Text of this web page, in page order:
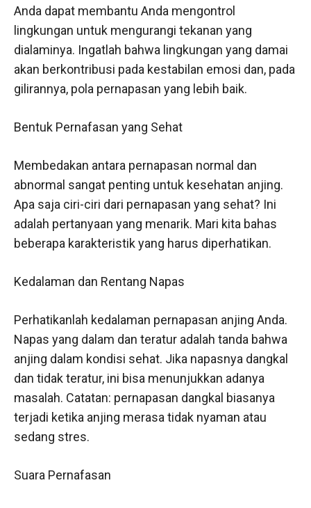
Anda dapat membantu Anda mengontrol
lingkungan untuk mengurangi tekanan yang
dialaminya. Ingatlah bahwa lingkungan yang damai
akan berkontribusi pada kestabilan emosi dan, pada
gilirannya, pola pernapasan yang lebih baik.
Bentuk Pernafasan yang Sehat
Membedakan antara pernapasan normal dan
abnormal sangat penting untuk kesehatan anjing.
Apa saja ciri-ciri dari pernapasan yang sehat? Ini
adalah pertanyaan yang menarik. Mari kita bahas
beberapa karakteristik yang harus diperhatikan.
Kedalaman dan Rentang Napas
Perhatikanlah kedalaman pernapasan anjing Anda.
Napas yang dalam dan teratur adalah tanda bahwa
anjing dalam kondisi sehat. Jika napasnya dangkal
dan tidak teratur, ini bisa menunjukkan adanya
masalah. Catatan: pernapasan dangkal biasanya
terjadi ketika anjing merasa tidak nyaman atau
sedang stres.
Suara Pernafasan